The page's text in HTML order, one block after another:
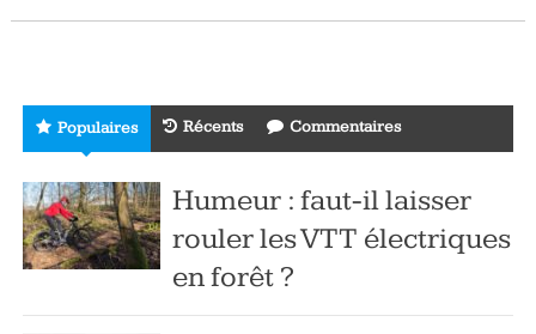
Populaires Récents Commentaires
Humeur : faut-il laisser
rouler les VTT électriques
en forêt ?